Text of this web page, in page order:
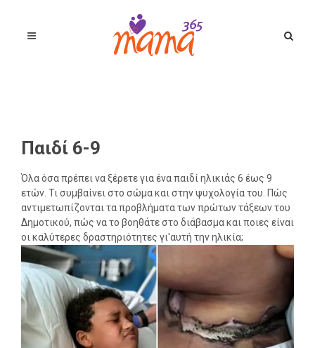
Παιδί 6-9
Όλα όσα πρέπει να ξέρετε για ένα παιδί ηλικιάς 6 έως 9
ετών. Τι συμβαίνει στο σώμα και στην ψυχολογία του. Πώς
αντιμετωπίζονται τα προβλήματα των πρώτων τάξεων του
Δημοτικού, πώς να το βοηθάτε στο διάβασμα και ποιες είναι
οι καλύτερες δραστηριότητες γι'αυτή την ηλικία;